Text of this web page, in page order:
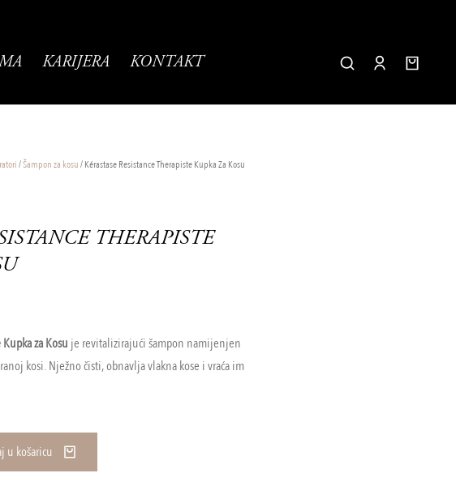
KARIJERA KONTAKT
/Šampon za kosu/ Kérastase Resistance Therapiste Kupka Za Kosu
THERAPISTE
za Kosu je revitalizirajući šampon namijenjen
kosi. Nježno čisti, obnavlja vlakna kose i vraća im
u košaricu